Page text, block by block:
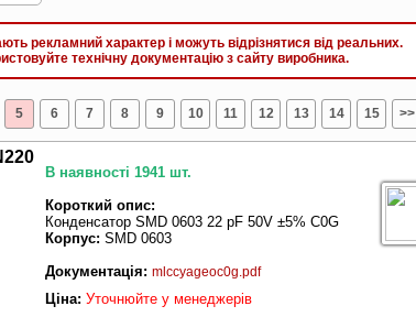
рекламний характер і можуть відрізнятися від реальних.
технічну документацію з сайту виробника.
5 6 7 8 9 10 11 12 13 14 15 >>
В наявності 1941 шт.
Короткий опис:
Конденсатор SMD 0603 22 pF 50V ±5% C0G
Корпус: SMD 0603
Документація: mlccyageoc0g.pdf
Ціна: Уточнюйте у менеджерів